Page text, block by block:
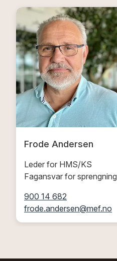
Frode Andersen
Leder for HMS/KS
Fagansvar for sprengning
900 14 682
frode.andersen@mef.no